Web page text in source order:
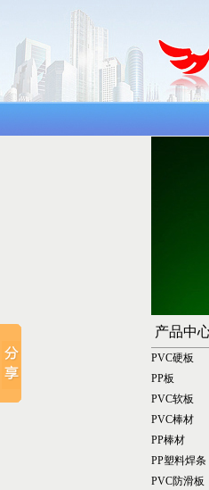
产品中
PVC硬板
PP板
PVC软板
PVC棒材
PP棒材
PP塑料焊条
PVC防滑板